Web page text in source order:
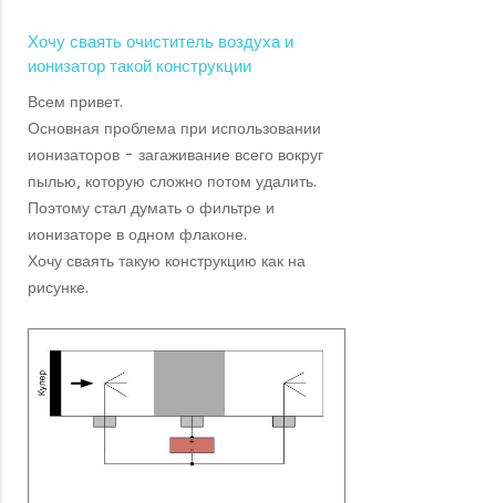
Хочу сваять очиститель воздуха и
ионизатор такой конструкции
Всем привет.
Основная проблема при использовании
ионизаторов - загаживание всего вокруг
пылью, которую сложно потом удалить.
Поэтому стал думать о фильтре и
ионизаторе в одном флаконе.
Хочу сваять такую конструкцию как на
рисунке.